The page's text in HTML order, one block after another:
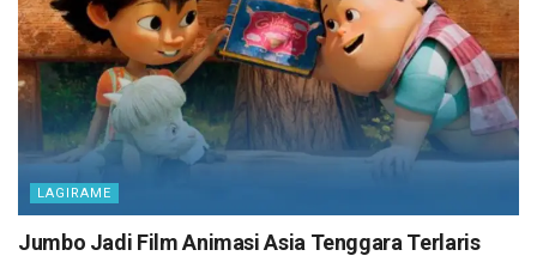
LAGIRAME
Jumbo Jadi Film Animasi Asia Tenggara Terlaris